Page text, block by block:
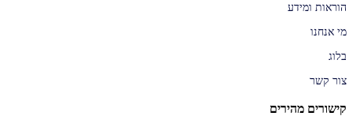
הוראות ומידע
מי אנחנו
בלוג
צור קשר
קישורים מהירים